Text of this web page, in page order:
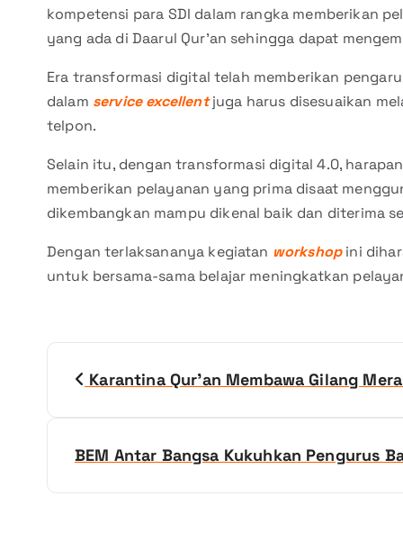
kompetensi para SDI dalam rangka memberikan
yang ada di Daarul Qur’an sehingga dapat
Era transformasi digital telah memberikan
dalam service excellentjuga harus disesuaikan
telpon.
Selain itu, dengan transformasi digital 4.0,
memberikan pelayanan yang prima disaat
dikembangkan mampu dikenal baik dan diterima
Dengan terlaksananya kegiatan workshopini
untuk bersama-sama belajar meningkatkan
Karantina Qur’an Membawa Gilang
BEM Antar Bangsa Kukuhkan Pengurus